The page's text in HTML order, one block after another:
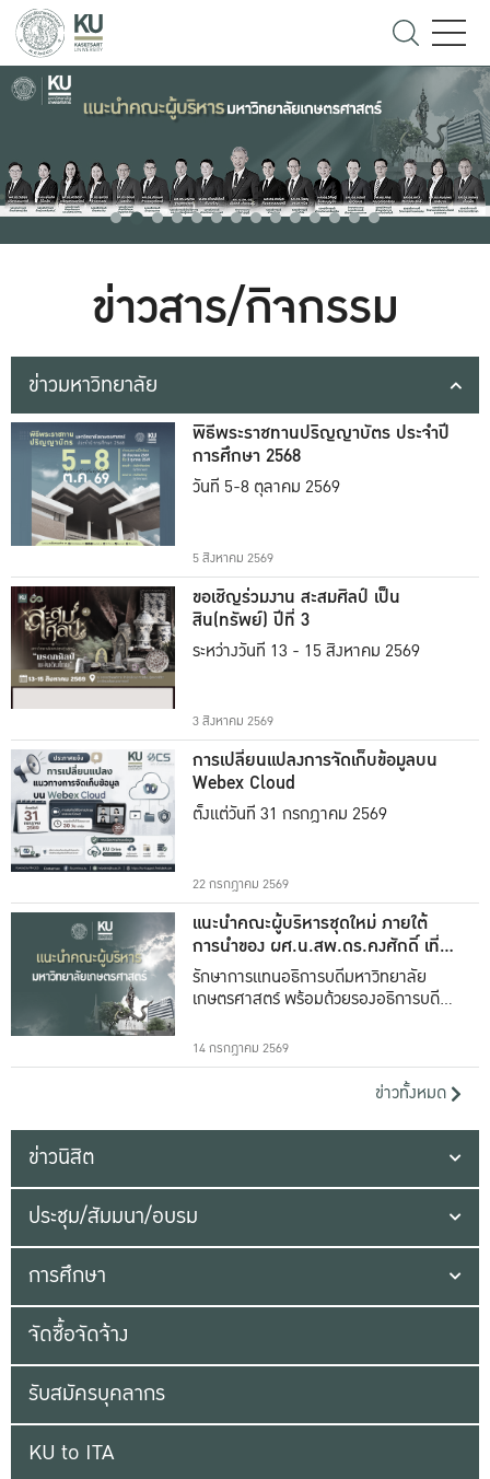
ข่าวสาร/กิจกรรม
ข่าวมหาวิทยาลัย
พิธีพระราชทานปริญญาบัตร ประจำปี
การศึกษา 2568
วันที่ 5-8 ตุลาคม 2569
5 สิงหาคม 2569
ขอเชิญร่วมงาน สะสมศิลป์ เป็น
สิน(ทรัพย์) ปีที่ 3
ระหว่างวันที่ 13 - 15 สิงหาคม 2569
3 สิงหาคม 2569
การเปลี่ยนแปลงการจัดเก็บข้อมูลบน
Webex Cloud
ตั้งแต่วันที่ 31 กรกฎาคม 2569
22 กรกฎาคม 2569
แนะนำคณะผู้บริหารชุดใหม่ ภายใต้
การนำของ ผศ.น.สพ.ดร.คงศักดิ์ เที่ยง
ธรรม
รักษาการแทนอธิการบดีมหาวิทยาลัย
เกษตรศาสตร์ พร้อมด้วยรองอธิการบดีทั้ง
14 กรกฎาคม 2569
ข่าวทั้งหมด
ข่าวนิสิต
ประชุม/สัมมนา/อบรม
การศึกษา
จัดซื้อจัดจ้าง
รับสมัครบุคลากร
KU to ITA